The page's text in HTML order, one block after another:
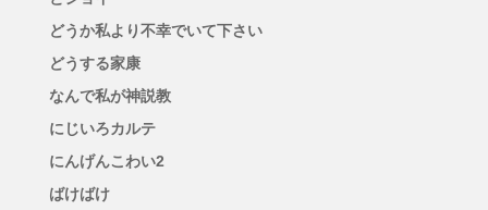
どうか私より不幸でいて下さい
どうする家康
なんで私が神説教
にじいろカルテ
にんげんこわい2
ばけばけ